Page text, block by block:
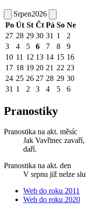
Srpen2026
Po Út St Čt Pá So Ne
27 28 29 30 31 1
2
3
4 5 6 7 8
9
10 11 12 13 14 15 16
17 18 19 20 21 22 23
24 25 26 27 28 29 30
31 1 2 3 4 5 6
Pranostiky
Pranostika na akt. měsíc
Jak Vavřinec
daří.
Pranostika na akt. den
V srpnu již nelze
Web do roku 2011
Web do roku 2020